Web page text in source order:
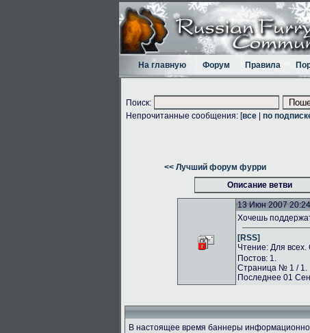
На главную Форум Правила
Поиск:
Непрочитанные сообщения: [все по
<< Лучший форум фурри
Описание ветви
13 Июн 2007 20:24
Хочешь
[RSS]
Чтение: Для всех.
Постов: 1.
Страница № 1 / 1.
Последнее 01
В настоящее время баннеры